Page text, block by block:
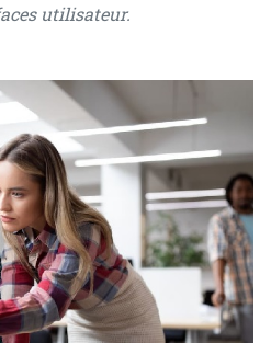
utilisateur.